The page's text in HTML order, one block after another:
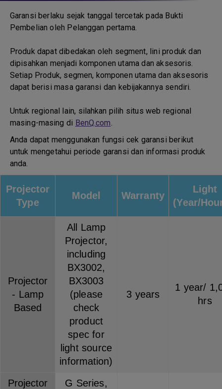
Garansi berlaku sejak tanggal tercetak pada Bukti
Pembelian oleh Pelanggan pertama.
Produk dapat dibedakan oleh segment, lini produk dan
dipisahkan menjadi komponen utama dan aksesoris.
Setiap Produk, segmen, komponen utama dan aksesoris
dapat berisi masa garansi dan kebijakannya sendiri.
Untuk regional lain, silahkan pilih situs web regional
masing-masing di BenQ.com.
Anda dapat menggunakan fungsi cek garansi berikut
untuk mengetahui periode garansi dan informasi produk
anda.
Projector
Type
Model Warranty
Light
(Year/
Projector
- Lamp
Based
All Lamp
Projector,
including
BX3002,
BX3003
(please
check
product
spec for
light source
information)
3 years
1 year/
hrs
Projector
G Series,